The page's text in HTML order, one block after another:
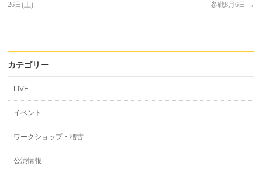
26日(土)
参戦8月6日 →
カテゴリー
LIVE
イベント
ワークショップ・稽古
公演情報